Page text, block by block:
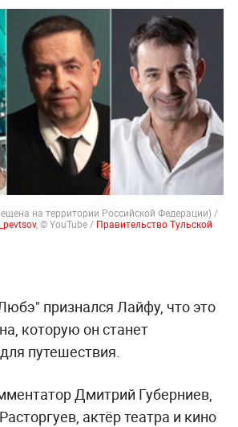
на территории Российской Федерации) /
, © YouTube / Правительство Тульской
признался Лайфу, что это
которую он станет
путешествия.
Дмитрий Губерниев,
актёр театра и кино